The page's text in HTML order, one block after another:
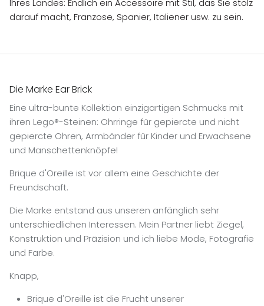
Ihres Landes: Endlich ein Accessoire mit Stil, das Sie stolz
darauf macht, Franzose, Spanier, Italiener usw. zu sein.
Die Marke Ear Brick
Eine ultra-bunte Kollektion einzigartigen Schmucks mit
ihren Lego®-Steinen: Ohrringe für gepiercte und nicht
gepiercte Ohren, Armbänder für Kinder und Erwachsene
und Manschettenknöpfe!
Brique d'Oreille ist vor allem eine Geschichte der
Freundschaft.
Die Marke entstand aus unseren anfänglich sehr
unterschiedlichen Interessen. Mein Partner liebt Ziegel,
Konstruktion und Präzision und ich liebe Mode, Fotografie
und Farbe.
Knapp,
Brique d'Oreille ist die Frucht unserer